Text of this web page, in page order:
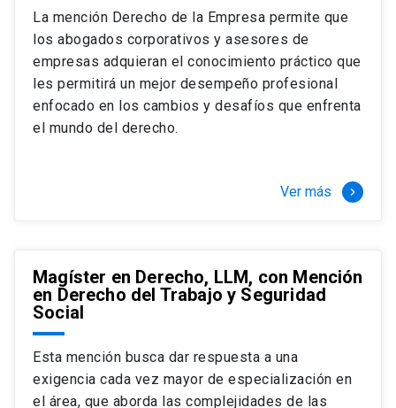
La mención Derecho de la Empresa permite que
los abogados corporativos y asesores de
empresas adquieran el conocimiento práctico que
les permitirá un mejor desempeño profesional
enfocado en los cambios y desafíos que enfrenta
el mundo del derecho.
Ver más keyboard_arrow_right
Magíster en Derecho, LLM, con Mención
en Derecho del Trabajo y Seguridad
Social
Esta mención busca dar respuesta a una
exigencia cada vez mayor de especialización en
el área, que aborda las complejidades de las